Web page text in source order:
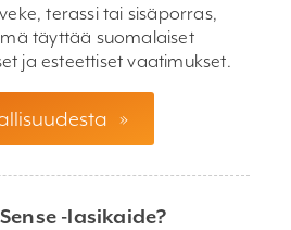
terassi tai sisäporras,
täyttää suomalaiset
ja esteettiset vaatimukset.
»
-lasikaide?